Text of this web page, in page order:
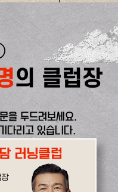
의 클럽장
을 두드려보세요.
다리고 있습니다.